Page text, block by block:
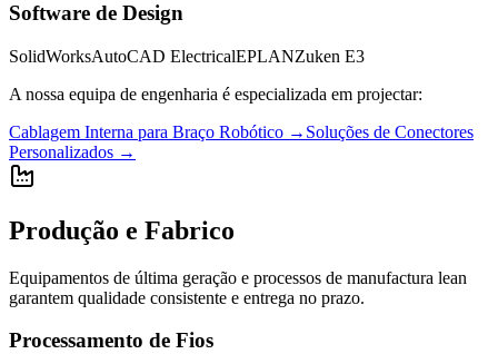
Software de Design
SolidWorksAutoCAD ElectricalEPLANZuken E3
A nossa equipa de engenharia é especializada em projectar:
Cablagem Interna para Braço Robótico → Soluções de Conectores
Personalizados →
Produção e Fabrico
Equipamentos de última geração e processos de manufactura lean
garantem qualidade consistente e entrega no prazo.
Processamento de Fios